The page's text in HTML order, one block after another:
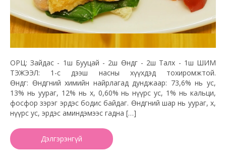
ОРЦ: Зайдас - 1ш Бууцай - 2ш Өндөг - 2ш Талх - 1ш ШИМ
ТЭЖЭЭЛ: 1-с дээш насны хүүхдэд тохиромжтой.
Өндөг: Өндөгний химийн найрлагад дунджаар: 73,6% нь ус,
13% нь уураг, 12% нь өөх, 0,60% нь нүүрс ус, 1% нь кальци,
фосфор зэрэг эрдэс бодис байдаг. Өндөгний шар нь уураг, өөх,
нүүрс ус, эрдэс аминдэмээс гадна […]
Дэлгэрэнгүй